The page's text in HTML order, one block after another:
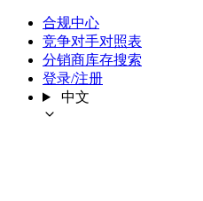
合规中心
竞争对手对照表
分销商库存搜索
登录/注册
中文